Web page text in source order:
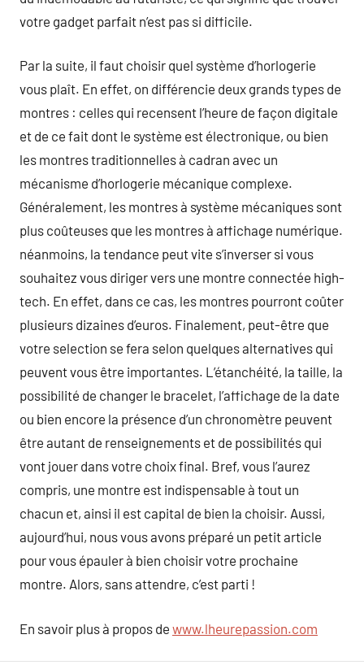
votre gadget parfait n’est pas si difficile.
Par la suite, il faut choisir quel système d’horlogerie
vous plaît. En effet, on différencie deux grands types de
montres : celles qui recensent l’heure de façon digitale
et de ce fait dont le système est électronique, ou bien
les montres traditionnelles à cadran avec un
mécanisme d’horlogerie mécanique complexe.
Généralement, les montres à système mécaniques sont
plus coûteuses que les montres à affichage numérique.
néanmoins, la tendance peut vite s’inverser si vous
souhaitez vous diriger vers une montre connectée high-
tech. En effet, dans ce cas, les montres pourront coûter
plusieurs dizaines d’euros. Finalement, peut-être que
votre selection se fera selon quelques alternatives qui
peuvent vous être importantes. L’étanchéité, la taille, la
possibilité de changer le bracelet, l’affichage de la date
ou bien encore la présence d’un chronomètre peuvent
être autant de renseignements et de possibilités qui
vont jouer dans votre choix final. Bref, vous l’aurez
compris, une montre est indispensable à tout un
chacun et, ainsi il est capital de bien la choisir. Aussi,
aujourd’hui, nous vous avons préparé un petit article
pour vous épauler à bien choisir votre prochaine
montre. Alors, sans attendre, c’est parti !
En savoir plus à propos de www.lheurepassion.com